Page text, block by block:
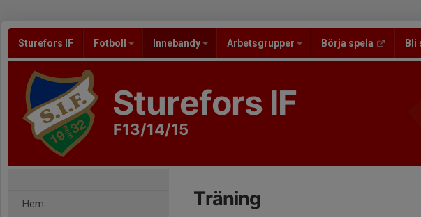
Sturefors IF Fotboll Innebandy Arbetsgrupper Börja spela Bli
Sturefors IF
F13/14/15
Hem Träning